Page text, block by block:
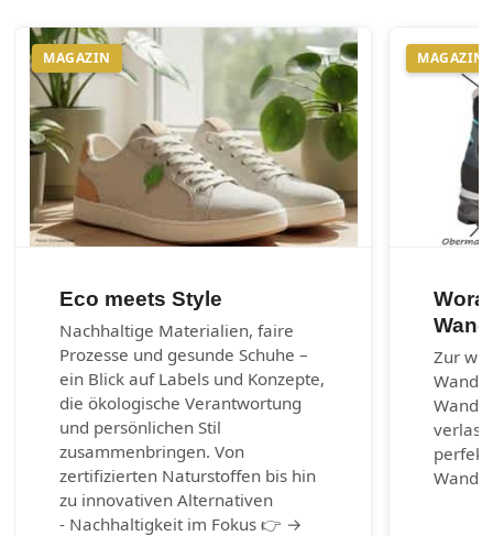
MAGAZIN
Eco meets Style
Nachhaltige Materialien, faire
Prozesse und gesunde Schuhe –
ein Blick auf Labels und Konzepte,
die ökologische Verantwortung
und persönlichen Stil
zusammenbringen. Von
zertifizierten Naturstoffen bis hin
zu innovativen Alternativen
- Nachhaltigkeit im Fokus 👉 →
MAGAZIN
Zur
perfekt